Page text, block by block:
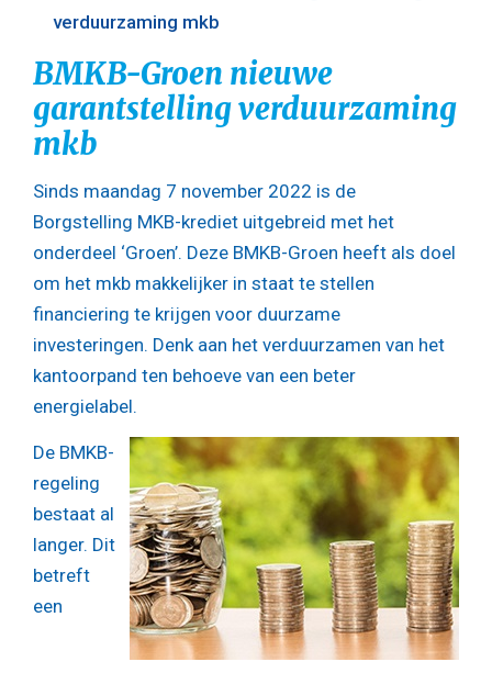
verduurzaming mkb
BMKB-Groen nieuwe
garantstelling verduurzaming
mkb
Sinds maandag 7 november 2022 is de
Borgstelling MKB-krediet uitgebreid met het
onderdeel ‘Groen’. Deze BMKB-Groen heeft als doel
om het mkb makkelijker in staat te stellen
financiering te krijgen voor duurzame
investeringen. Denk aan het verduurzamen van het
kantoorpand ten behoeve van een beter
energielabel.
De BMKB-
regeling
bestaat al
langer. Dit
betreft
een